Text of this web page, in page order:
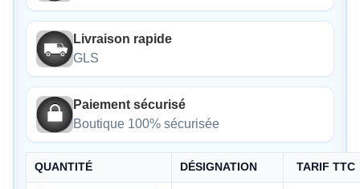
Livraison rapide
GLS
Paiement sécurisé
Boutique 100% sécurisée
QUANTITÉ DÉSIGNATION TARIF TTC